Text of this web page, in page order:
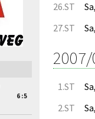
6:5
26.ST
27.ST
2007/
1.ST
2.ST